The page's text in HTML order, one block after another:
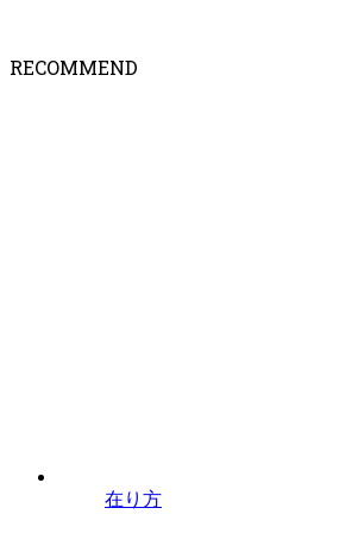
RECOMMEND
在り方